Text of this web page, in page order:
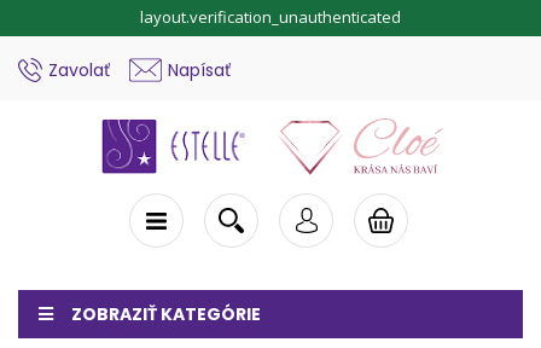
layout.verification_unauthenticated
Zavolať Napísať
ZOBRAZIŤ KATEGÓRIE